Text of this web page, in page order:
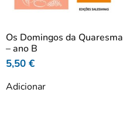
Os Domingos da Quaresma
– ano B
5,50 €
Adicionar